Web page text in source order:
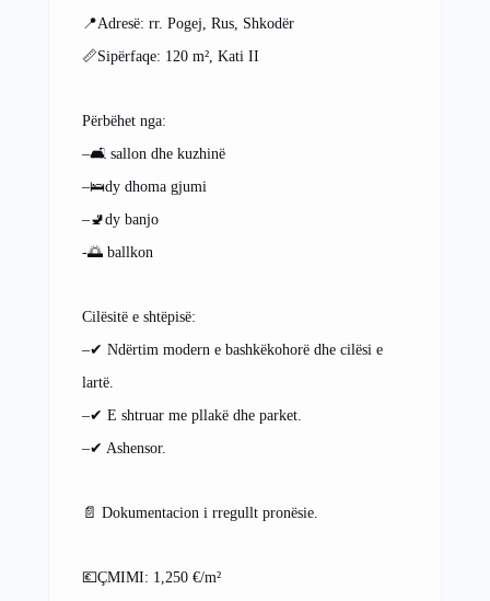
📍Adresë: rr. Pogej, Rus, Shkodër
📏Sipërfaqe: 120 m², Kati II
Përbëhet nga:
–🛋 sallon dhe kuzhinë
–🛌dy dhoma gjumi
–🚽dy banjo
-🌅 ballkon
Cilësitë e shtëpisë:
–✔ Ndërtim modern e bashkëkohorë dhe cilësi e
lartë.
–✔ E shtruar me pllakë dhe parket.
–✔ Ashensor.
📄 Dokumentacion i rregullt pronësie.
💶ÇMIMI: 1,250 €/m²